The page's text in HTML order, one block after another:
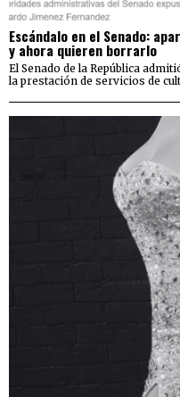
Escándalo en el Senado:
y ahora quieren borrarlo
El Senado de la República
la prestación de servicios de